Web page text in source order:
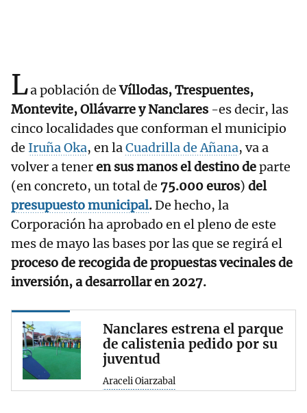
La población deVíllodas, Trespuentes,
Montevite, Ollávarre y Nanclares -es decir, las
cinco localidades que conforman el municipio
de Iruña Oka, en laCuadrilla de Añana, va a
volver a teneren sus manos el destino departe
(en concreto, un total de 75.000 euros) del
presupuesto municipal.De hecho, la
Corporación ha aprobado en el pleno de este
mes de mayo las bases por las que se regirá el
proceso de recogida de propuestas vecinales de
inversión, a desarrollar en 2027.
Nanclares estrena el parque
de calistenia pedido por su
juventud
Araceli Oiarzabal